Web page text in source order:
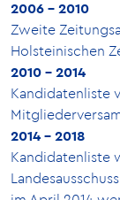
2006 - 2010
Zweite
Holsteinischen
2010 - 2014
Kandidatenliste
2014 - 2018
Kandidatenliste